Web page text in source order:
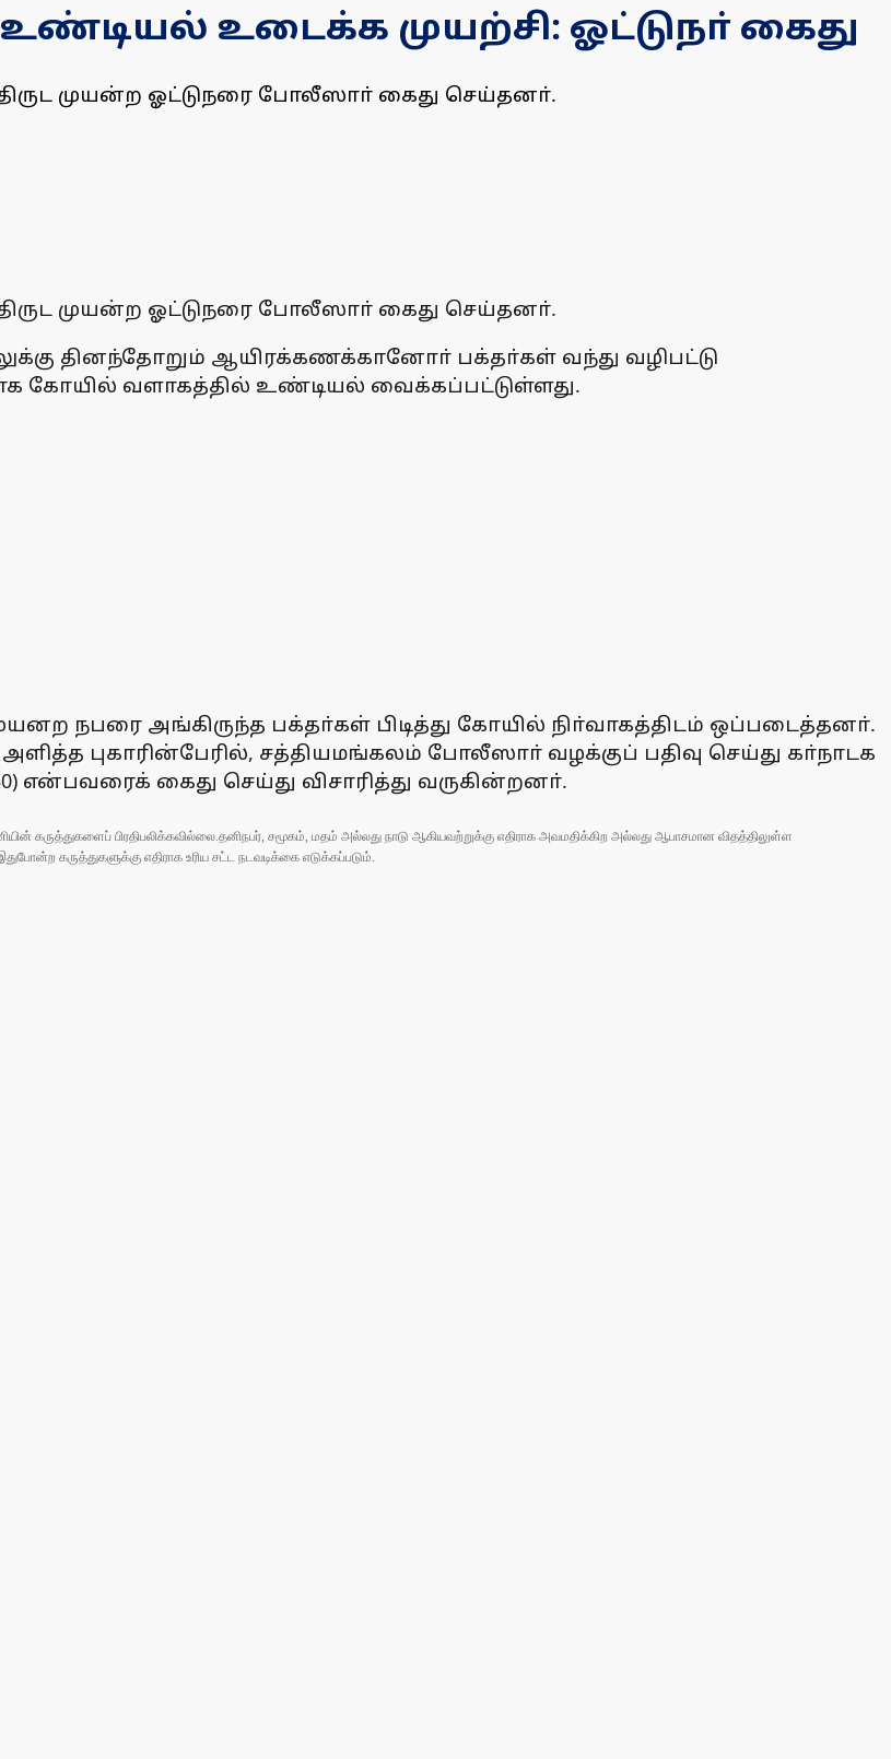
உடைக்க முயற்சி: ஓட்டுநா் கைது
முயன்ற ஓட்டுநரை போலீஸாா் கைது செய்தனா்.
முயன்ற ஓட்டுநரை போலீஸாா் கைது செய்தனா்.
தினந்தோறும் ஆயிரக்கணக்கானோா் பக்தா்கள் வந்து வழிபட்டு
கோயில் வளாகத்தில் உண்டியல் வைக்கப்பட்டுள்ளது.
நபரை அங்கிருந்த பக்தா்கள் பிடித்து கோயில் நிா்வாகத்திடம் ஒப்படைத்தனா்.
புகாரின்பேரில், சத்தியமங்கலம் போலீஸாா் வழக்குப் பதிவு செய்து கா்நாடக
என்பவரைக் கைது செய்து விசாரித்து வருகின்றனா்.
கருத்துகளைப் பிரதிபலிக்கவில்லை.தனிநபர், சமூகம், மதம் அல்லது நாடு ஆகியவற்றுக்கு எதிராக அவமதிக்கிற அல்லது ஆபாசமான விதத்திலுள்ள
கருத்துகளுக்கு எதிராக உரிய சட்ட நடவடிக்கை எடுக்கப்படும்.